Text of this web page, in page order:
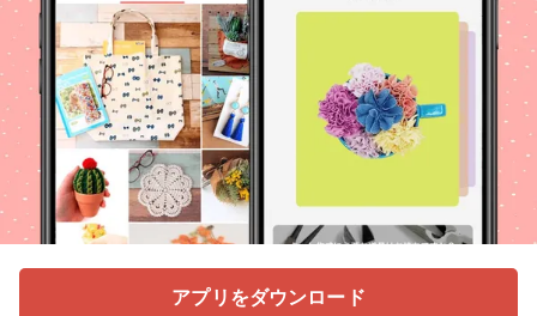
アプリをダウンロード